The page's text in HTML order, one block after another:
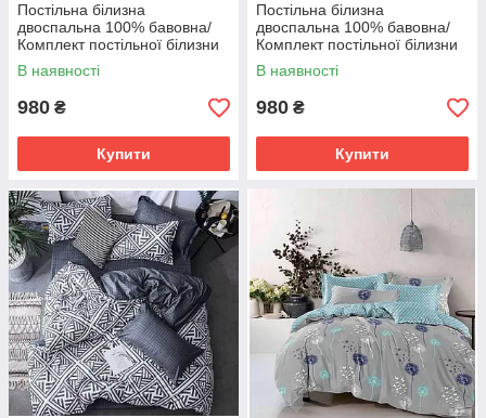
Постільна білизна
двоспальна 100% бавовна/
Комплект постільної білизни
бязь Голд Люкс
В наявності
980 ₴
Купити
Постільна білизна
двоспальна 100% бавовна/
Комплект постільної білизни
бязь Голд Люкс
В наявності
980 ₴
Купити